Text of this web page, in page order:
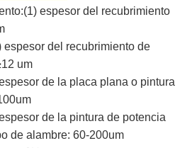
espesor del recubrimiento
del recubrimiento de
um
la placa plana o pintura
de la pintura de potencia
de alambre: 60-200um